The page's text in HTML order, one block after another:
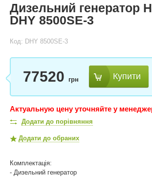
Дизельний генератор
DHY 8500SE-3
Код: DHY 8500SE-3
77520 грн Купити
Актуальную цену уточняйте у
Додати до порівняння
Додати до обраних
Комплектація:
- Дизельний генератор